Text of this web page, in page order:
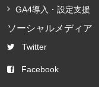
GA4導入・設定支援
ソーシャルメディア
Twitter
Facebook